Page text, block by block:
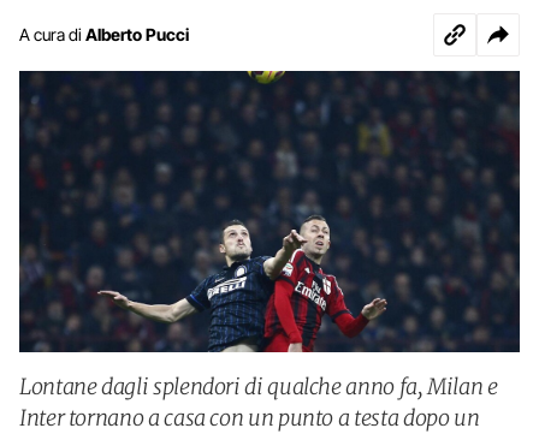
A cura di Alberto Pucci
Lontane dagli splendori di qualche anno fa, Milan e
Inter tornano a casa con un punto a testa dopo un